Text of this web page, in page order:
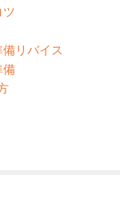
ツ
リバイス
備